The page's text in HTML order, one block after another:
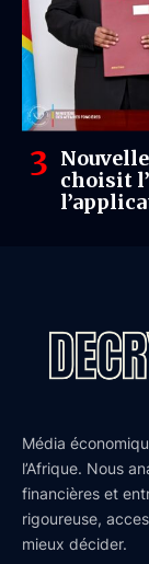
choisit
Média
l’Afrique. Nous
financières et
rigoureuse,
mieux décider.